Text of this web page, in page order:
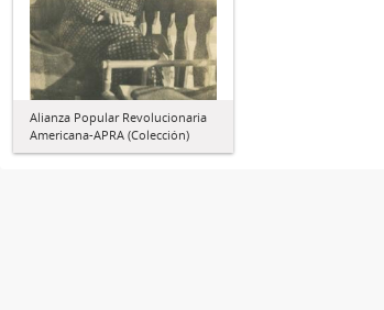
Alianza Popular Revolucionaria
Americana-APRA (Colección)